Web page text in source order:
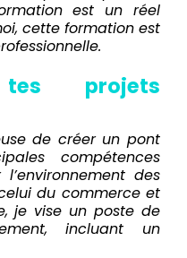
est un réel
cette formation est
projets
de créer un pont
compétences
des
du commerce et
je vise un poste de
incluant un